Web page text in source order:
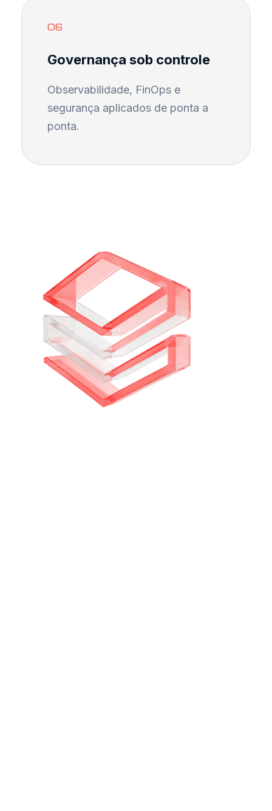
06
Governança sob controle
Observabilidade, FinOps e
segurança aplicados de ponta a
ponta.